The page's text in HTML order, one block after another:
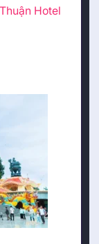
Hotel